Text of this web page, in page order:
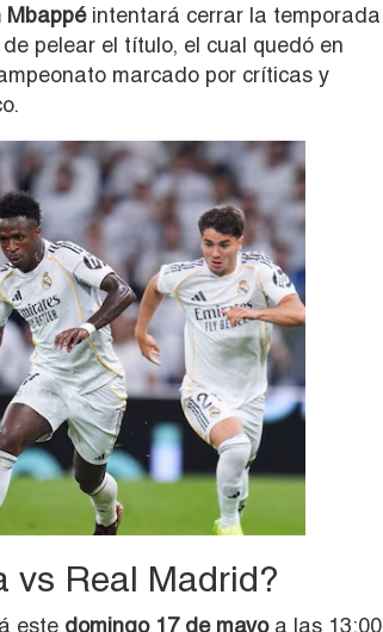
Mbappéintentará cerrar la temporada
pelear el título, el cual quedó en
marcado por críticas y
vs Real Madrid?
este domingo 17 de mayoa las 13:00